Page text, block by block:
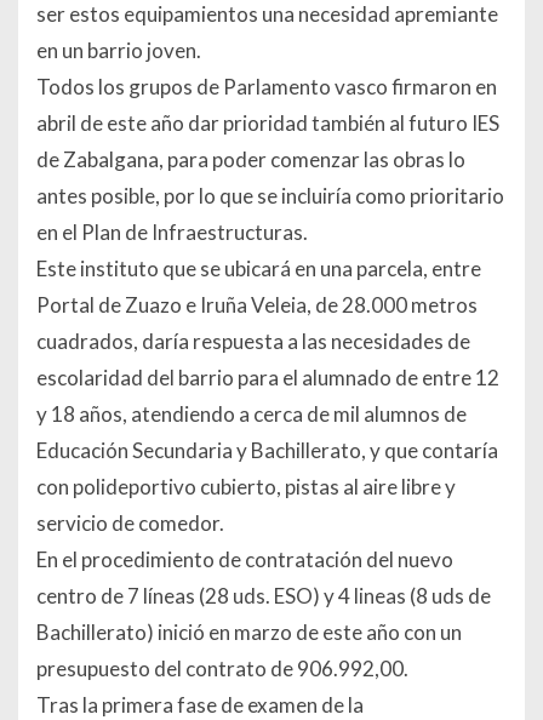
ser estos equipamientos una necesidad apremiante
en un barrio joven.
Todos los grupos de Parlamento vasco firmaron en
abril de este año dar prioridad también al futuro IES
de Zabalgana, para poder comenzar las obras lo
antes posible, por lo que se incluiría como prioritario
en el Plan de Infraestructuras.
Este instituto que se ubicará en una parcela, entre
Portal de Zuazo e Iruña Veleia, de 28.000 metros
cuadrados, daría respuesta a las necesidades de
escolaridad del barrio para el alumnado de entre 12
y 18 años, atendiendo a cerca de mil alumnos de
Educación Secundaria y Bachillerato, y que contaría
con polideportivo cubierto, pistas al aire libre y
servicio de comedor.
En el procedimiento de contratación del nuevo
centro de 7 líneas (28 uds. ESO) y 4 lineas (8 uds de
Bachillerato) inició en marzo de este año con un
presupuesto del contrato de 906.992,00.
Tras la primera fase de examen de la